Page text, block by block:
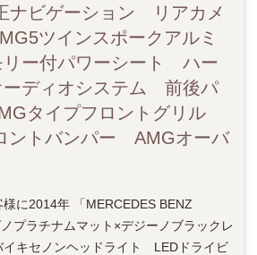
ビゲーション リアカメ
ツインスポークアルミ
ー付パワーシート ハー
ーディオシステム 前後パ
タイプフロントグリル
ントバンパー AMGオーバ
様に2014年 「MERCEDES BENZ
ラチナムマット×デジーノブラックレ
キセノンヘッドライト LEDドライビ